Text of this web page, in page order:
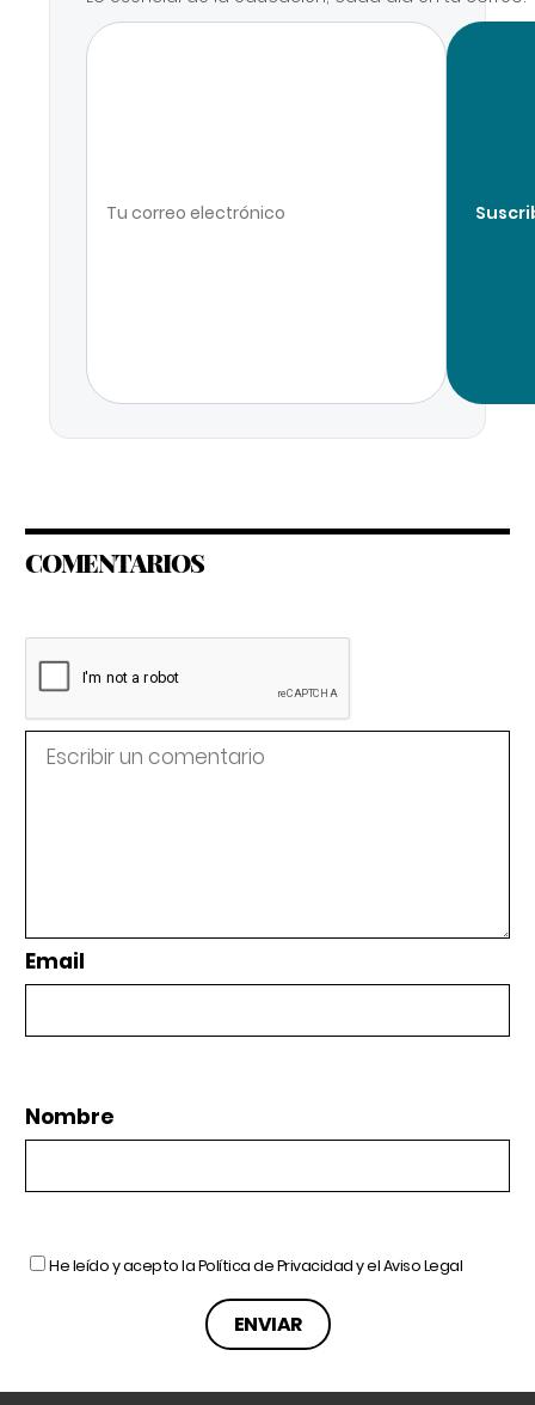
COMENTARIOS
Email
Nombre
He leído y acepto laPolítica de Privacidady elAviso Legal